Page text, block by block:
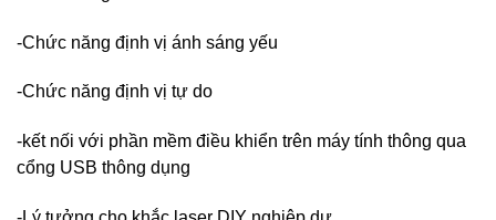
-Chức năng định vị ánh sáng yếu
-Chức năng định vị tự do
-kết nối với phần mềm điều khiển trên máy tính thông qua
cổng USB thông dụng